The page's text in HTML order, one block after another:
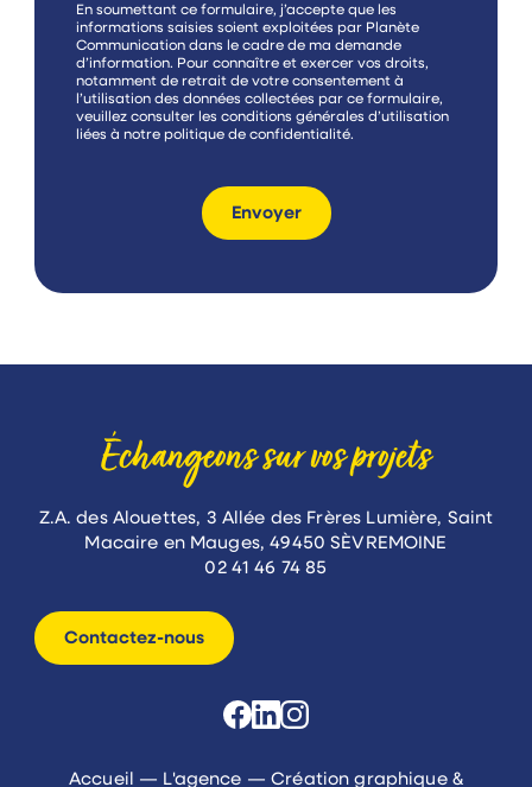
C
a
s
e
s
à
c
o
En soumettant ce formulaire, j’accepte que les
informations saisies soient exploitées par Planète
Communication dans le cadre de ma demande
d’information. Pour connaître et exercer vos droits,
notamment de retrait de votre consentement à
l’utilisation des données collectées par ce formulaire,
veuillez consulter les conditions générales d’utilisation
liées à notre politique de confidentialité.
Envoyer
Échangeons sur vos projets
Z.A. des Alouettes, 3 Allée des Frères Lumière, Saint
Macaire en Mauges, 49450 SÈVREMOINE
02 41 46 74 85
Contactez-nous
Accueil — L'agence —Création graphique &